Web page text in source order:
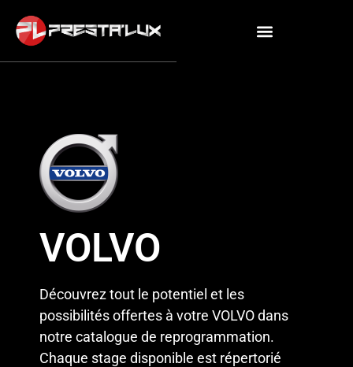
VOLVO
Découvrez tout le potentiel et les
possibilités offertes à votre VOLVOdans
notre catalogue de reprogrammation.
Chaque stage disponible est répertorié